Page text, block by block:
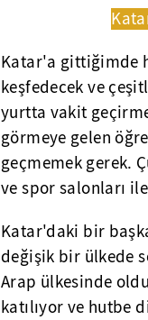
Katar'a gittiğimde
keşfedecek ve
yurtta vakit
görmeye gelen
geçmemek gerek.
ve spor salonları
Katar'daki bir
değişik bir ülkede
Arap ülkesinde
katılıyor ve hutbe